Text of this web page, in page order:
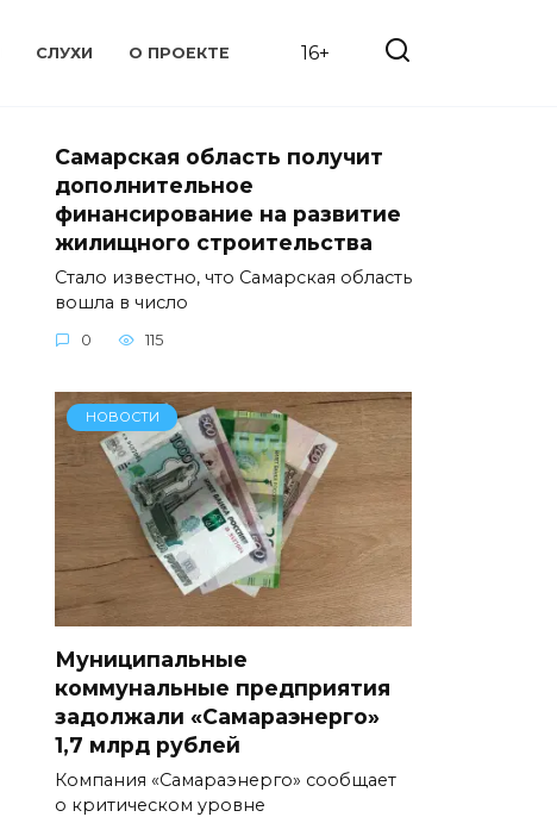
СЛУХИ О ПРОЕКТЕ 16+
Самарская область получит
дополнительное
финансирование на развитие
жилищного строительства
Стало известно, что Самарская область
вошла в число
0 115
НОВОСТИ
Муниципальные
коммунальные предприятия
задолжали «Самараэнерго»
1,7 млрд рублей
Компания «Самараэнерго» сообщает
о критическом уровне